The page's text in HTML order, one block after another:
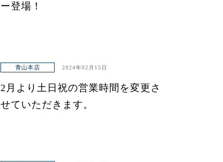
ー登場！
青山本店 2024年02月15日
2月より土日祝の営業時間を変更さ
せていただきます。